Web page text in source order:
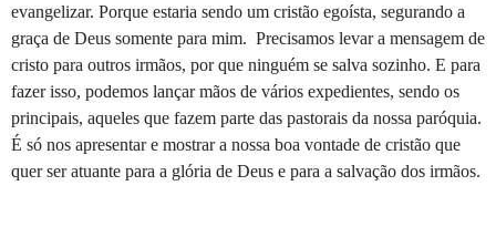
evangelizar. Porque estaria sendo um cristão egoísta, segurando a
graça de Deus somente para mim. Precisamos levar a mensagem de
cristo para outros irmãos, por que ninguém se salva sozinho. E para
fazer isso, podemos lançar mãos de vários expedientes, sendo os
principais, aqueles que fazem parte das pastorais da nossa paróquia.
É só nos apresentar e mostrar a nossa boa vontade de cristão que
quer ser atuante para a glória de Deus e para a salvação dos irmãos.